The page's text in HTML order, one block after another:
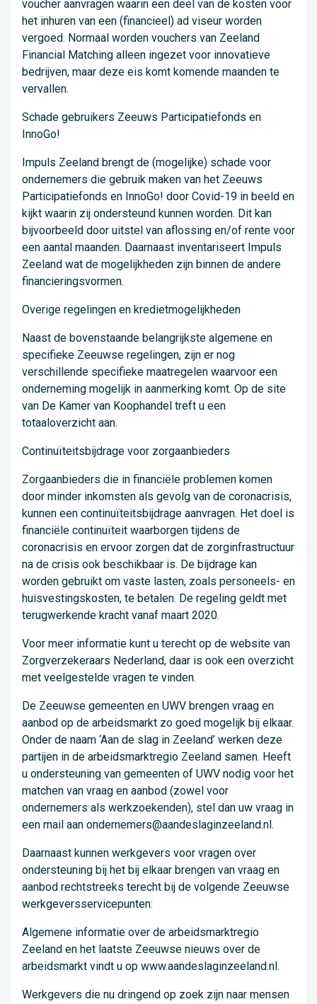
voucher aanvragen waarin een deel van de kosten voor
het inhuren van een (financieel) ad viseur worden
vergoed. Normaal worden vouchers van Zeeland
Financial Matching alleen ingezet voor innovatieve
bedrijven, maar deze eis komt komende maanden te
vervallen.
Schade gebruikers Zeeuws Participatiefonds en
InnoGo!
Impuls Zeeland brengt de (mogelijke) schade voor
ondernemers die gebruik maken van het Zeeuws
Participatiefonds en InnoGo! door Covid-19 in beeld en
kijkt waarin zij ondersteund kunnen worden. Dit kan
bijvoorbeeld door uitstel van aflossing en/of rente voor
een aantal maanden. Daarnaast inventariseert Impuls
Zeeland wat de mogelijkheden zijn binnen de andere
financieringsvormen.
Overige regelingen en kredietmogelijkheden
Naast de bovenstaande belangrijkste algemene en
specifieke Zeeuwse regelingen, zijn er nog
verschillende specifieke maatregelen waarvoor een
onderneming mogelijk in aanmerking komt. Op de site
van De Kamer van Koophandel treft u een
totaaloverzicht aan.
Continuïteitsbijdrage voor zorgaanbieders
Zorgaanbieders die in financiële problemen komen
door minder inkomsten als gevolg van de coronacrisis,
kunnen een continuïteitsbijdrage aanvragen. Het doel is
financiële continuïteit waarborgen tijdens de
coronacrisis en ervoor zorgen dat de zorginfrastructuur
na de crisis ook beschikbaar is. De bijdrage kan
worden gebruikt om vaste lasten, zoals personeels- en
huisvestingskosten, te betalen. De regeling geldt met
terugwerkende kracht vanaf maart 2020.
Voor meer informatie kunt u terecht op de website van
Zorgverzekeraars Nederland, daar is ook een overzicht
met veelgestelde vragen te vinden.
De Zeeuwse gemeenten en UWV brengen vraag en
aanbod op de arbeidsmarkt zo goed mogelijk bij elkaar.
Onder de naam ‘Aan de slag in Zeeland’ werken deze
partijen in de arbeidsmarktregio Zeeland samen. Heeft
u ondersteuning van gemeenten of UWV nodig voor het
matchen van vraag en aanbod (zowel voor
ondernemers als werkzoekenden), stel dan uw vraag in
een mail aan ondernemers@aandeslaginzeeland.nl.
Daarnaast kunnen werkgevers voor vragen over
ondersteuning bij het bij elkaar brengen van vraag en
aanbod rechtstreeks terecht bij de volgende Zeeuwse
werkgeversservicepunten:
Algemene informatie over de arbeidsmarktregio
Zeeland en het laatste Zeeuwse nieuws over de
arbeidsmarkt vindt u op www.aandeslaginzeeland.nl.
Werkgevers die nu dringend op zoek zijn naar mensen